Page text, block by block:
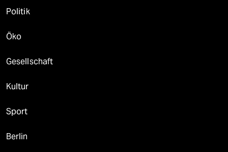
Politik
Öko
Gesellschaft
Kultur
Sport
Berlin